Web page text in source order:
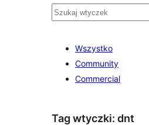
Szukaj
Wszystko
Community
Commercial
Tag wtyczki: dnt